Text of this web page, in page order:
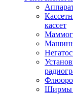
кассет
Машины
Ширмы